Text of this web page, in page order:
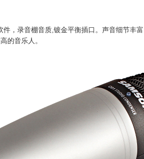
，录音棚音质,镀金平衡插口。声音细节丰
的音乐人。